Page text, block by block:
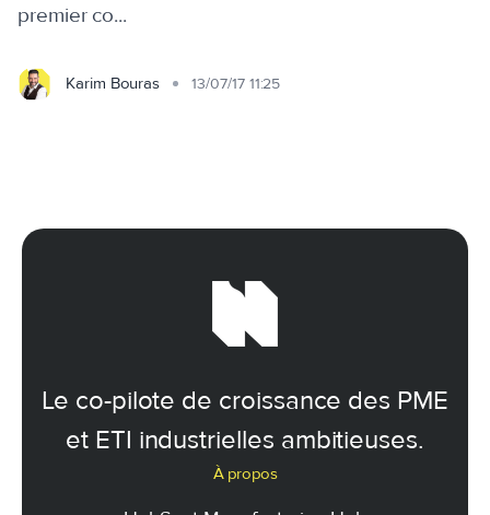
premier co...
Karim Bouras 13/07/17 11:25
Le co-pilote de croissance des PME
et ETI industrielles ambitieuses.
À propos